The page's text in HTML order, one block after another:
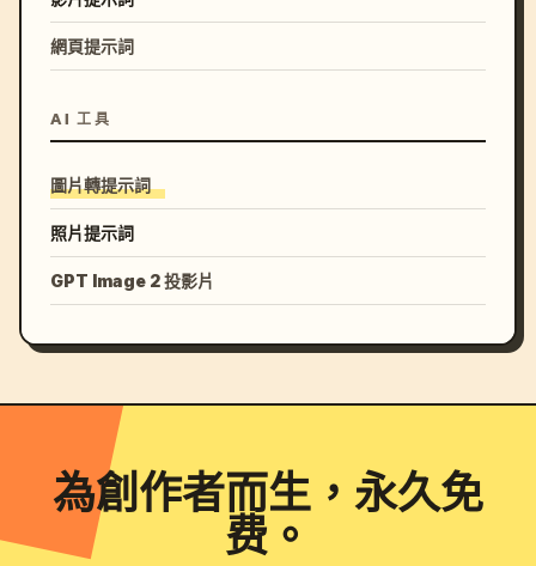
網頁提示詞
AI 工具
圖片轉提示詞
照片提示詞
GPT Image 2 投影片
為創作者而生，永久免
费。